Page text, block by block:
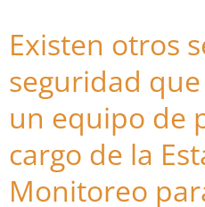
Existen otros
seguridad
un equipo de
cargo de la
Monitoreo